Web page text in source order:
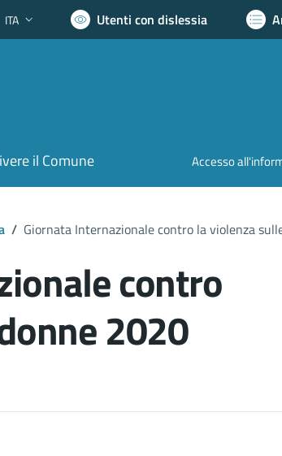
Lingua attiva:
ITA Utenti con dislessia
il Comune Accesso
/ Giornata Internazionale contro la violenza
contro
2020